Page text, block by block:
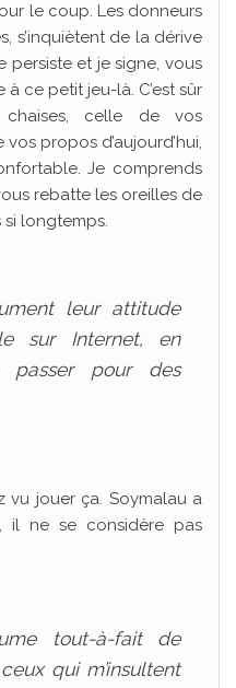
le coup. Les donneurs
s’inquiètent de la dérive
persiste et je signe, vous
à ce petit jeu-là. C’est sûr
celle de vos
propos d’aujourd’hui,
Je comprends
rebatte les oreilles de
si longtemps.
leur attitude
sur Internet, en
pour des
vu jouer ça. Soymalau a
il ne se considère pas
tout-à-fait de
qui m’insultent